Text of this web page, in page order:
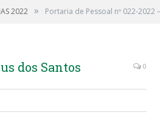
2022 » Portaria de Pessoal nº 022-2022
dos Santos 0